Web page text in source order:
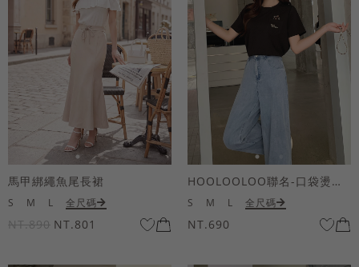
馬甲綁繩魚尾長裙
S M L 全尺碼
NT.890 NT.801
HOOLOOLOO聯名-口袋燙金KUKU熊短袖上衣
S M L 全尺碼
NT.690